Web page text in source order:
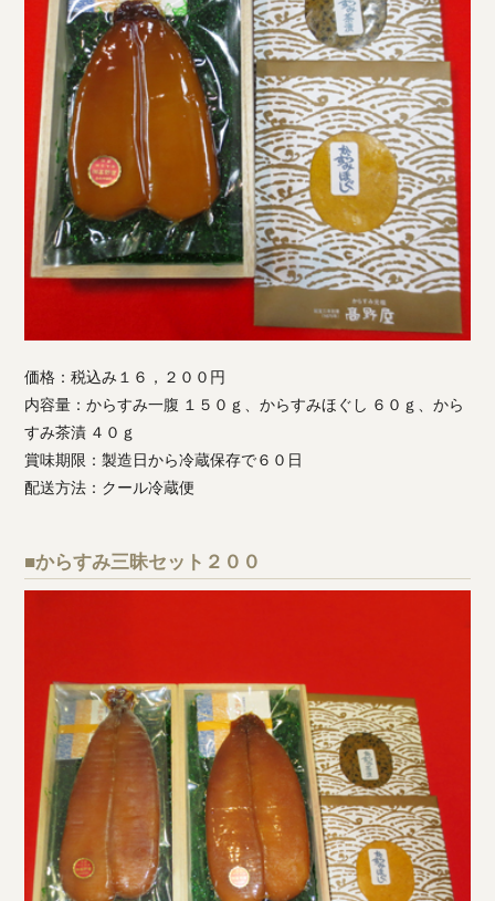
価格：税込み１６，２００円
内容量：からすみ一腹 １５０ｇ、からすみほぐし ６０ｇ、から
すみ茶漬 ４０ｇ
賞味期限：製造日から冷蔵保存で６０日
配送方法：クール冷蔵便
■からすみ三昧セット２００